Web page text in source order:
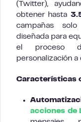
(Twitter),
obtener hasta
campañas
diseñada para
el proceso
personalización a
Características
acciones de